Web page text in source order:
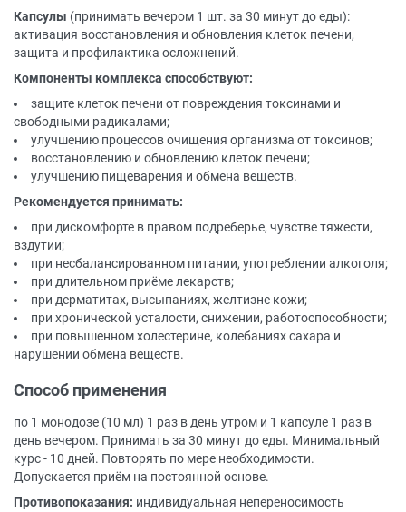
Капсулы (принимать вечером 1 шт. за 30 минут до еды):
активация восстановления и обновления клеток печени,
защита и профилактика осложнений.
Компоненты комплекса способствуют:
защите клеток печени от повреждения токсинами и
свободными радикалами;
улучшению процессов очищения организма от токсинов;
восстановлению и обновлению клеток печени;
улучшению пищеварения и обмена веществ.
Рекомендуется принимать:
при дискомфорте в правом подреберье, чувстве тяжести,
вздутии;
при несбалансированном питании, употреблении алкоголя;
при длительном приёме лекарств;
при дерматитах, высыпаниях, желтизне кожи;
при хронической усталости, снижении, работоспособности;
при повышенном холестерине, колебаниях сахара и
нарушении обмена веществ.
Способ применения
по 1 монодозе (10 мл) 1 раз в день утром и 1 капсуле 1 раз в
день вечером. Принимать за 30 минут до еды. Минимальный
курс - 10 дней. Повторять по мере необходимости.
Допускается приём на постоянной основе.
Противопоказания: индивидуальная непереносимость